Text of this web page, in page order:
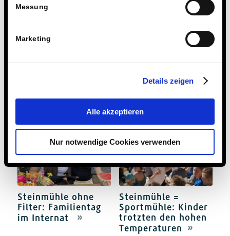
Messung
Marketing
Details zeigen
Alle akzeptieren
Nur notwendige Cookies verwenden
Regatten förderte
Geselligkeit
Steinmühle ohne
Filter: Familientag
im Internat
Steinmühle =
Sportmühle: Kinder
trotzten den hohen
Temperaturen